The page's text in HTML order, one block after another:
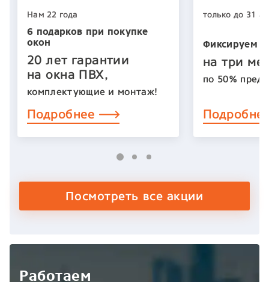
Нам 22 года
6 подарков при покупке
окон
20 лет гарантии
на окна ПВХ,
комплектующие и монтаж!
Подробнее
только до 31
Фиксируем
на три
по 50%
Посмотреть все акции
Работаем